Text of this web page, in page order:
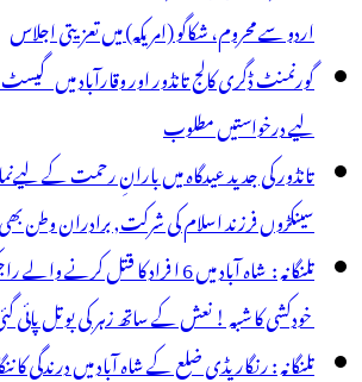
اردو سے محروم، شکاگو (امریکہ) میں تعزیتی اجلاس
گورنمنٹ ڈگری کالج تانڈور اور وقارآباد میں
لیے درخواستیں مطلوب
تانڈور کی جدید عیدگاہ میں بارانِ رحمت کے
سینکڑوں فرزند اسلام کی شرکت, برادران وطن بھی
تلنگانہ : شاہ آباد میں 6 ا فراد کا قتل
خودکشی کا شبہ ! نعش کے ساتھ زہر کی بوتل پائی
تلنگانہ : رنگاریڈی ضلع کے شاہ آباد میں درندگی